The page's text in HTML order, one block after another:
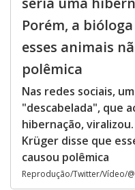
Porém, a
esses animais
polêmica
Nas redes sociais,
"descabelada", que
hibernação,
Krüger disse que
causou polêmica
Reprodução/Twitter/Vídeo/